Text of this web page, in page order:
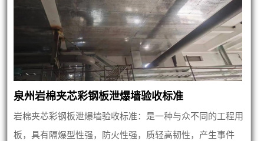
泉州岩棉夹芯彩钢板泄爆墙验收标准
岩棉夹芯彩钢板泄爆墙验收标准：是一种与众不同的工程用
板，具有隔爆型性强，防火性强，质轻高韧性，产生事件